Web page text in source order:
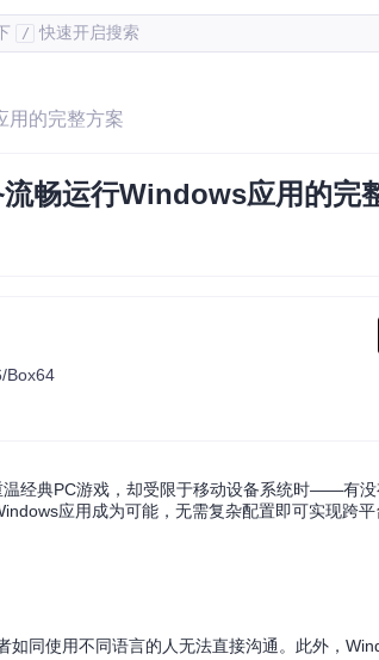
/ 快速开启搜索
用的完整方案
畅运行Windows应用的完
Box64
经典PC游戏，却受限于移动设备系统时——有
应用成为可能，无需复杂配置即可实现跨平
同使用不同语言的人无法直接沟通。此外，